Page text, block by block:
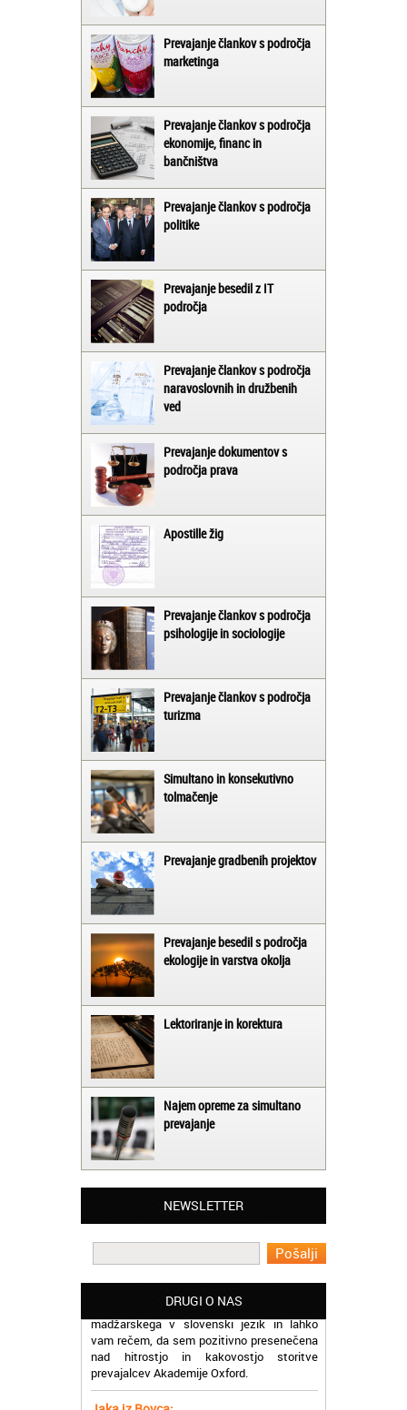
Prevajanje člankov s področja
marketinga
Prevajanje člankov s področja
ekonomije, financ in
bančništva
Prevajanje člankov s področja
politike
Prevajanje besedil z IT
področja
Prevajanje člankov s področja
naravoslovnih in družbenih
ved
Prevajanje dokumentov s
področja prava
Apostille žig
Prevajanje člankov s področja
psihologije in sociologije
Prevajanje člankov s področja
turizma
Simultano in konsekutivno
tolmačenje
Prevajanje gradbenih projektov
Prevajanje besedil s področja
ekologije in varstva okolja
Lektoriranje in korektura
Najem opreme za simultano
prevajanje
NEWSLETTER
DRUGI O NAS
Matjaž iz Ajdovščine:
Oxford, ker so resnično profesionalni in
prevajalske storitve opravljajo hitro in
Martina iz Bleda:
Potrebovala sem prevajanje iz
madžarskega v slovenski jezik in lahko
vam rečem, da sem pozitivno presenečena
nad hitrostjo in kakovostjo storitve
prevajalcev Akademije Oxford.
Jaka iz Bovca:
Mislim, da je odlično, ker lahko na enem